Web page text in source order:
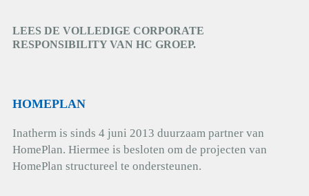
LEES DE VOLLEDIGE CORPORATE
RESPONSIBILITY VAN HC GROEP.
HOMEPLAN
Inatherm is sinds 4 juni 2013 duurzaam partner van
HomePlan. Hiermee is besloten om de projecten van
HomePlan structureel te ondersteunen.